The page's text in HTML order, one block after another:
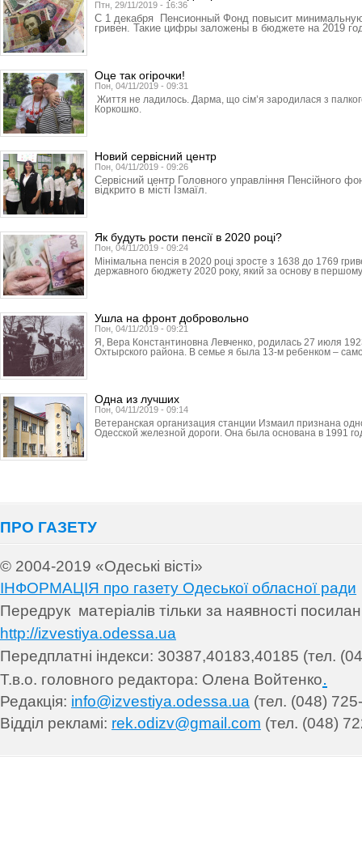
Птн, 29/11/2019 - 16:36
С 1 декабря Пенсионный Фонд повысит
гривен. Такие цифры заложены в бюджете на 2019
Оце так огірочки!
Пон, 04/11/2019 - 09:31
Життя не ладилось. Дарма, що сім’я зародилася з
Коркошко.
Новий сервісний центр
Пон, 04/11/2019 - 09:26
Сервісний центр Головного управління Пенсійного
відкрито в місті Ізмаїл.
Як будуть рости пенсії в 2020 році?
Пон, 04/11/2019 - 09:24
Мінімальна пенсія в 2020 році зросте з 1638 до 1769
державного бюджету 2020 року, який за основу в
Ушла на фронт добровольно
Пон, 04/11/2019 - 09:21
Я, Вера Константиновна Левченко, родилась 27 июля
Охтырского района. В семье я была 13-м ребенком –
Одна из лучших
Пон, 04/11/2019 - 09:14
Ветеранская организация станции Измаил признана
Одесской железной дороги. Она была основана в 1991
ПРО ГАЗЕТУ
© 2004-2019 «Одеські вісті»
ІНФОРМАЦІЯ про газету Одеської обласної ради
Передрук матеріалів тільки за наявності
http://izvestiya.odessa.ua
Передплатні індекси: 30387,40183,40185 (тел.
Т.в.о. головного редактора: Олена Войтенко.
Редакція: info@izvestiya.odessa.ua (тел. (048)
Відділ рекламі: rek.odizv@gmail.com (тел. (048)